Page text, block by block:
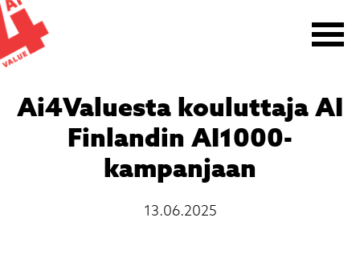
Siirry
sisältöön
Ai4Valuesta kouluttaja AI
Finlandin AI1000-
kampanjaan
13.06.2025